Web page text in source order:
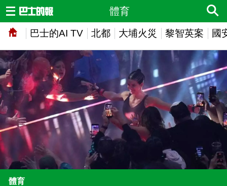
巴士的AI TV 北都 大埔火災 黎智英案 國
體育
體育